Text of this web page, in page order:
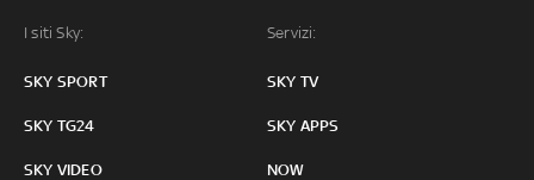
I siti Sky:
SKY SPORT
SKY TG24
SKY VIDEO
Servizi:
SKY TV
SKY APPS
NOW